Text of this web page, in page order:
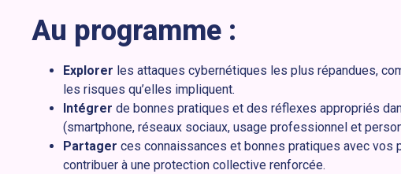
Au programme :
Explorer les attaques cybernétiques les plus répandues,
les risques qu’elles impliquent.
Intégrer de bonnes pratiques et des réflexes appropriés
(smartphone, réseaux sociaux, usage professionnel et
Partager ces connaissances et bonnes pratiques avec vos
contribuer à une protection collective renforcée.